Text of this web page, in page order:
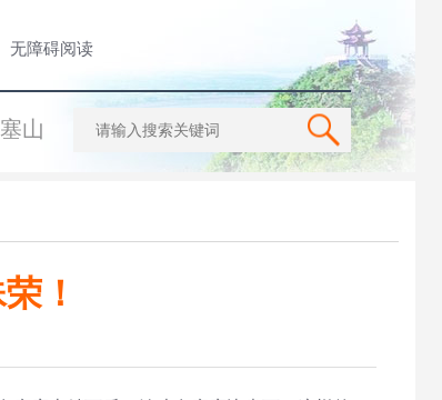
无障碍阅读
山
！